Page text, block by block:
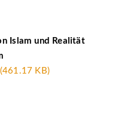
Islam und Realität
KB)